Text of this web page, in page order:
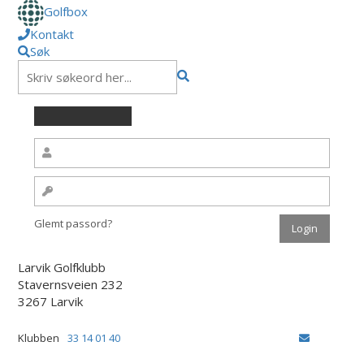
Golfbox
Kontakt
Søk
Glemt passord?
Larvik Golfklubb
Stavernsveien 232
3267 Larvik
Klubben 33 14 01 40